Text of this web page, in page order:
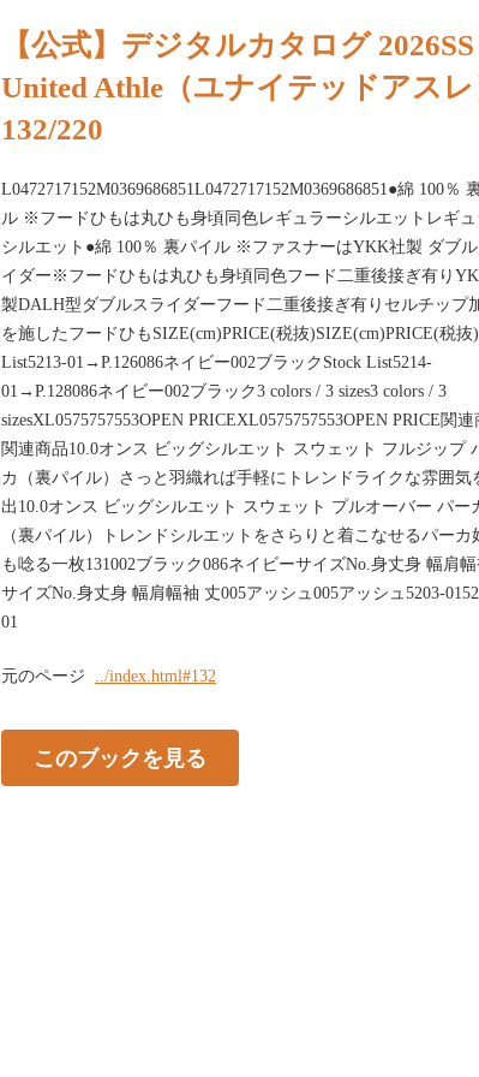
【公式】デジタルカタログ 2026SS
United Athle（ユナイテッドアスレ
132/220
L0472717152M0369686851L0472717152M0369686851●綿 100％
ル ※フードひもは丸ひも身頃同色レギュラーシルエットレギュ
シルエット●綿 100％ 裏パイル ※ファスナーはYKK社製 ダブル
イダー※フードひもは丸ひも身頃同色フード二重後接ぎ有り
製DALH型ダブルスライダーフード二重後接ぎ有りセルチップ
を施したフードひもSIZE(cm)PRICE(税抜)SIZE(cm)PRICE(税抜
List5213-01→P.126086ネイビー002ブラックStock List5214-
01→P.128086ネイビー002ブラック3 colors / 3 sizes3 colors / 3
sizesXL0575757553OPEN PRICEXL0575757553OPEN PRICE関連
関連商品10.0オンス ビッグシルエット スウェット フルジップ
カ（裏パイル）さっと羽織れば手軽にトレンドライクな雰囲気
出10.0オンス ビッグシルエット スウェット プルオーバー パー
（裏パイル）トレンドシルエットをさらりと着こなせるパーカ
も唸る一枚131002ブラック086ネイビーサイズNo.身丈身 幅肩
サイズNo.身丈身 幅肩幅袖 丈005アッシュ005アッシュ5203-
01
元のページ ../index.html#132
このブックを見る